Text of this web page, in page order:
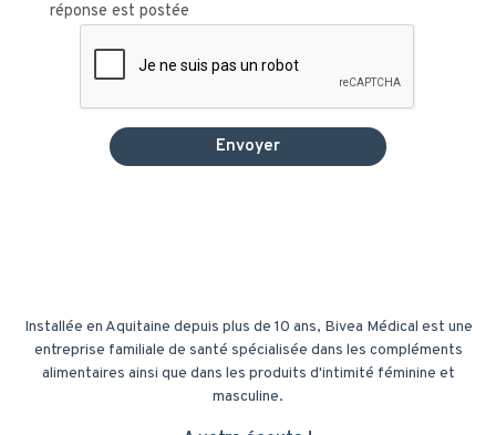
réponse est postée
Installée en Aquitaine depuis plus de 10 ans, Bivea Médical est une
entreprise familiale de santé spécialisée dans les compléments
alimentaires ainsi que dans les produits d'intimité féminine et
masculine.